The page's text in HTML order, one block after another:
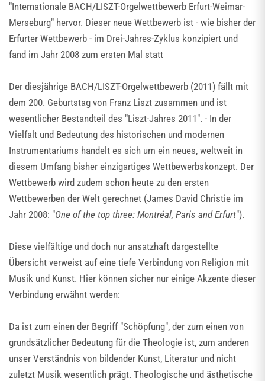
"Internationale BACH/LISZT-Orgelwettbewerb Erfurt-Weimar-
Merseburg" hervor. Dieser neue Wettbewerb ist - wie bisher der
Erfurter Wettbewerb - im Drei-Jahres-Zyklus konzipiert und
fand im Jahr 2008 zum ersten Mal statt
Der diesjährige BACH/LISZT-Orgelwettbewerb (2011) fällt mit
dem 200. Geburtstag von Franz Liszt zusammen und ist
wesentlicher Bestandteil des "Liszt-Jahres 2011". - In der
Vielfalt und Bedeutung des historischen und modernen
Instrumentariums handelt es sich um ein neues, weltweit in
diesem Umfang bisher einzigartiges Wettbewerbskonzept. Der
Wettbewerb wird zudem schon heute zu den ersten
Wettbewerben der Welt gerechnet (James David Christie im
Jahr 2008: "One of the top three: Montréal, Paris and Erfurt").
Diese vielfältige und doch nur ansatzhaft dargestellte
Übersicht verweist auf eine tiefe Verbindung von Religion mit
Musik und Kunst. Hier können sicher nur einige Akzente dieser
Verbindung erwähnt werden:
Da ist zum einen der Begriff "Schöpfung", der zum einen von
grundsätzlicher Bedeutung für die Theologie ist, zum anderen
unser Verständnis von bildender Kunst, Literatur und nicht
zuletzt Musik wesentlich prägt. Theologische und ästhetische